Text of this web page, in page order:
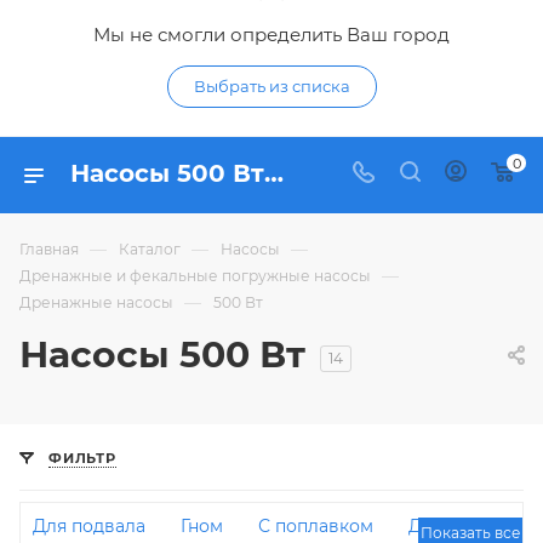
Мы не смогли определить Ваш город
Выбрать из списка
Насосы 500 Вт - купить дренажный насос 500 Вт по низким ценам в Курске в интерне-магазине Гидропромтехника 0
Главная — Каталог — Насосы —
Дренажные и фекальные погружные насосы —
Дренажные насосы — 500 Вт
Насосы 500 Вт 14
ФИЛЬТР
Для подвала Гном С поплавком
Для
Показать все